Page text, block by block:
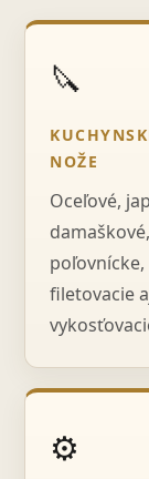
🔪
NOŽE
Oceľové,
damaškové,
poľovnícke,
filetovacie
⚙️